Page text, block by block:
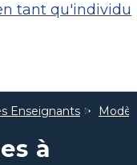
tant qu'individu
Enseignants
à